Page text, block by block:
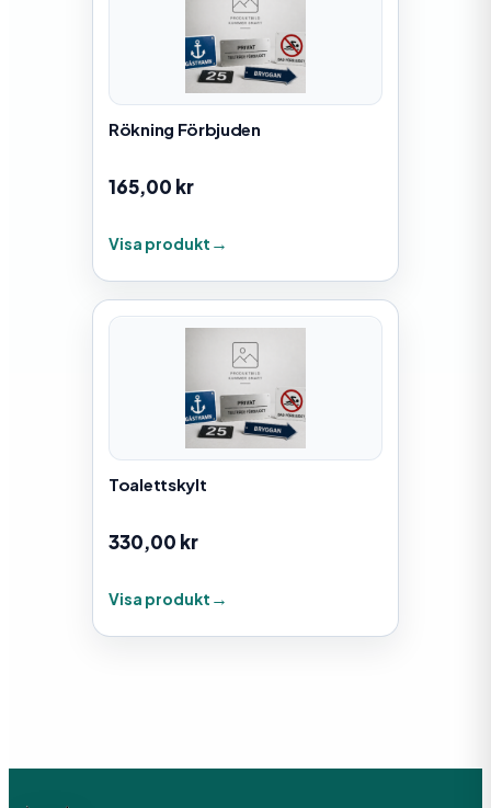
Rökning Förbjuden
165,00 kr
Visa produkt
Toalettskylt
330,00 kr
Visa produkt